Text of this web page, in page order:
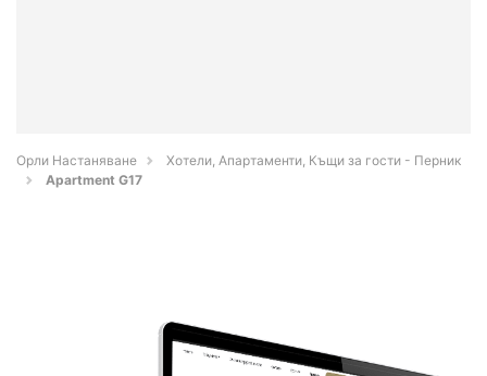
Орли Настаняване
Хотели, Апартаменти, Къщи за гости - Перник
Apartment G17